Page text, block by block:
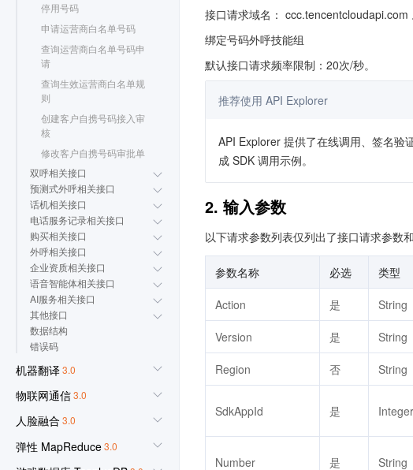
停用号码
申请运营商白名单号码
查询运营商白名单号码申
请
查询生效运营商白名单规
则
创建客户自携号码接入审
核
修改客户自携号码审批单
双呼相关接口
预测式外呼相关接口
话机相关接口
电话服务记录相关接口
购买相关接口
外呼相关接口
企业资质相关接口
语音智能体相关接口
AI服务相关接口
其他接口
数据结构
错误码
机器翻译3.0
物联网通信3.0
人脸融合 3.0
弹性 MapReduce3.0
接口请求域名： ccc.tencentcloudapi.com
绑定号码外呼技能组
默认接口请求频率限制：20次/秒。
推荐使用 API Explorer
API Explorer 提供了在线调用、签名验
成 SDK 调用示例。
2. 输入参数
以下请求参数列表仅列出了接口请求参数
参数名称 必选 类型
Action 是 String
Version 是 String
Region 否 String
SdkAppId 是 Integer
Number 是 String